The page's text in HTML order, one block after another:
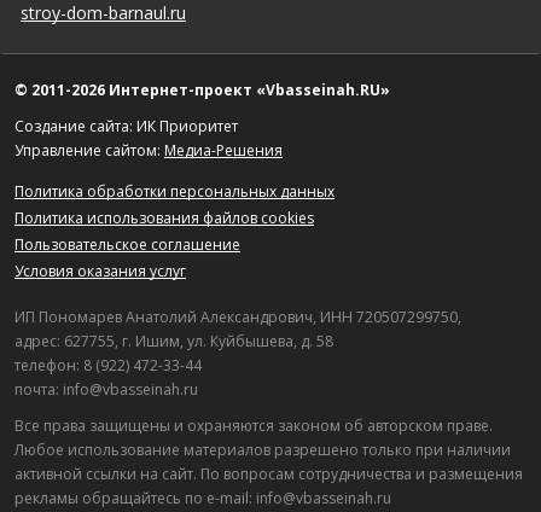
stroy-dom-barnaul.ru
© 2011-2026 Интернет-проект «Vbasseinah.RU»
Создание сайта: ИК Приоритет
Управление сайтом: Медиа-Решения
Политика обработки персональных данных
Политика использования файлов cookies
Пользовательское соглашение
Условия оказания услуг
ИП Пономарев Анатолий Александрович, ИНН 720507299750,
адрес: 627755, г. Ишим, ул. Куйбышева, д. 58
телефон: 8 (922) 472-33-44
почта: info@vbasseinah.ru
Все права защищены и охраняются законом об авторском праве.
Любое использование материалов разрешено только при наличии
активной ссылки на сайт. По вопросам сотрудничества и размещения
рекламы обращайтесь по e-mail: info@vbasseinah.ru